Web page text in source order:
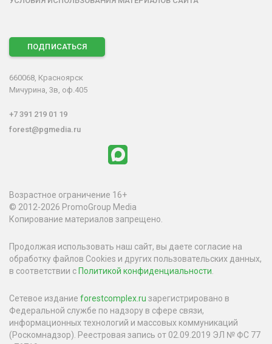
ПОДПИСАТЬСЯ
660068, Красноярск
Мичурина, 3в, оф.405
+7 391 219 01 19
forest@pgmedia.ru
Возрастное ограничение 16+
© 2012-2026 PromoGroup Media
Копирование материалов запрещено.
Продолжая использовать наш сайт, вы даете согласие на
обработку файлов Cookies и других пользовательских данных,
в соответствии с Политикой конфиденциальности.
Сетевое издание forestcomplex.ru зарегистрировано в
Федеральной службе по надзору в сфере связи,
информационных технологий и массовых коммуникаций
(Роскомнадзор). Реестровая запись от 02.09.2019 ЭЛ № ФС 77